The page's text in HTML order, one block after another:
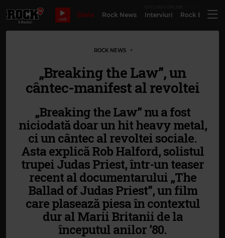
LIVE
Bilete Rock News Interviuri Rock
ROCK NEWS
„Breaking the Law”, un
cântec-manifest al revoltei
„Breaking the Law” nu a fost
niciodată doar un hit heavy metal,
ci un cântec al revoltei sociale.
Asta explică Rob Halford, solistul
trupei Judas Priest, într-un teaser
recent al documentarului „The
Ballad of Judas Priest”, un film
care plasează piesa în contextul
dur al Marii Britanii de la
începutul anilor ’80.